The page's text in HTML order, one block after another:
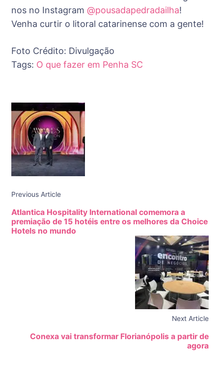
nos no Instagram @pousadapedradailha!
Venha curtir o litoral catarinense com a gente!
Foto Crédito: Divulgação
Tags: O que fazer em Penha SC
Post
Navigation
Previous Article
Atlantica Hospitality International comemora a
premiação de 15 hotéis entre os melhores da Choice
Hotels no mundo
Next Article
Conexa vai transformar Florianópolis a partir de
agora